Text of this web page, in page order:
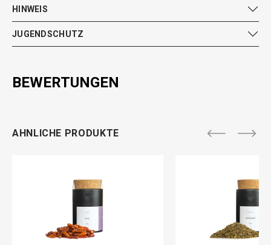
HINWEIS
JUGENDSCHUTZ
BEWERTUNGEN
AHNLICHE PRODUKTE